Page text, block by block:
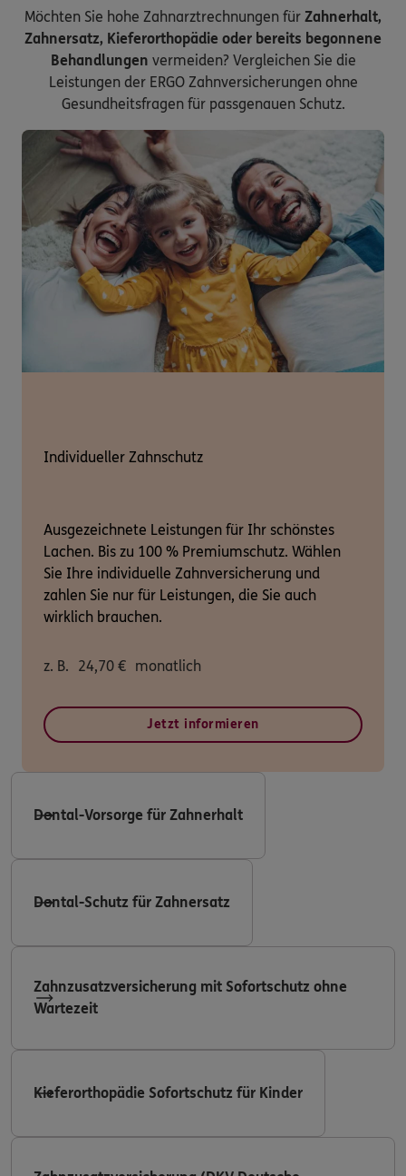
Möchten Sie hohe Zahnarztrechnungen für Zahnerhalt,
Zahnersatz, Kieferorthopädie oder bereits begonnene
Behandlungen vermeiden? Vergleichen Sie die
Leistungen der ERGO Zahnversicherungen ohne
Gesundheitsfragen für passgenauen Schutz.
Individueller Zahnschutz
Ausgezeichnete Leistungen für Ihr schönstes
Lachen. Bis zu 100 % Premiumschutz. Wählen
Sie Ihre individuelle Zahnversicherung und
zahlen Sie nur für Leistungen, die Sie auch
wirklich brauchen.
z. B. 24,70 € monatlich
Jetzt informieren
Dental-Vorsorge für Zahnerhalt
Dental-Schutz für Zahnersatz
Zahnzusatzversicherung mit Sofortschutz ohne
Wartezeit
Kieferorthopädie Sofortschutz für Kinder